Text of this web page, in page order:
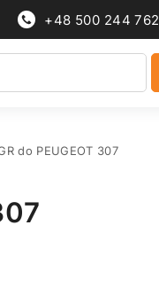
+48 500 244 762
do PEUGEOT 307